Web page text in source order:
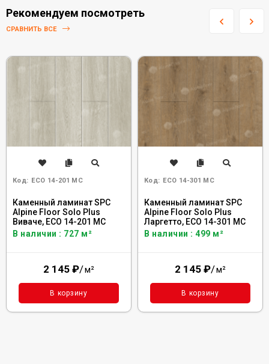
Рекомендуем посмотреть
СРАВНИТЬ ВСЕ
Код: ECO 14-201 MC
Каменный ламинат SPC
Alpine Floor Solo Plus
Виваче, ЕСО 14-201 MC
В наличии : 727 м²
2 145 ₽/м²
В корзину
Код: ECO 14-301 MC
Каменный ламинат SPC
Alpine Floor Solo Plus
Ларгетто, ЕСО 14-301 MC
В наличии : 499 м²
2 145 ₽/м²
В корзину